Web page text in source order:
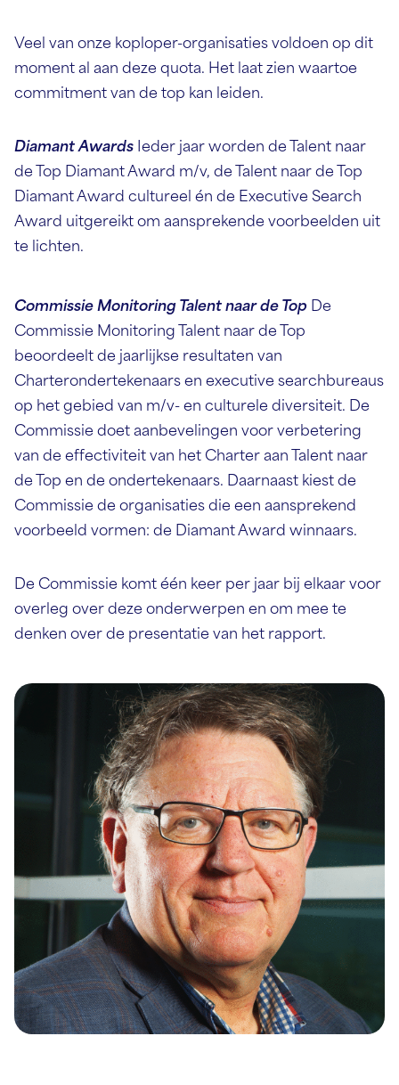
Veel van onze koploper-organisaties voldoen op dit
moment al aan deze quota. Het laat zien waartoe
commitment van de top kan leiden.
Diamant Awards Ieder jaar worden de Talent naar
de Top Diamant Award m/v, de Talent naar de Top
Diamant Award cultureel én de Executive Search
Award uitgereikt om aansprekende voorbeelden uit
te lichten.
Commissie Monitoring Talent naar de Top De
Commissie Monitoring Talent naar de Top
beoordeelt de jaarlijkse resultaten van
Charterondertekenaars en executive searchbureaus
op het gebied van m/v- en culturele diversiteit. De
Commissie doet aanbevelingen voor verbetering
van de effectiviteit van het Charter aan Talent naar
de Top en de ondertekenaars. Daarnaast kiest de
Commissie de organisaties die een aansprekend
voorbeeld vormen: de Diamant Award winnaars.
De Commissie komt één keer per jaar bij elkaar voor
overleg over deze onderwerpen en om mee te
denken over de presentatie van het rapport.